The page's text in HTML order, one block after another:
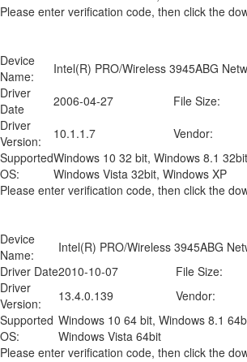
Please enter verification code, then click the
Device
Name:
Intel(R) PRO/Wireless 3945ABG
Driver
Date
2006-04-27 File Size:
Driver
Version:
10.1.1.7 Vendor:
Supported
OS:
Windows 10 32 bit, Windows 8.1
Windows Vista 32bit, Windows XP
Please enter verification code, then click the
Device
Name:
Intel(R) PRO/Wireless 3945ABG
Driver Date2010-10-07 File Size:
Driver
Version:
13.4.0.139 Vendor:
Supported
OS:
Windows 10 64 bit, Windows 8.1
Windows Vista 64bit
Please enter verification code, then click the